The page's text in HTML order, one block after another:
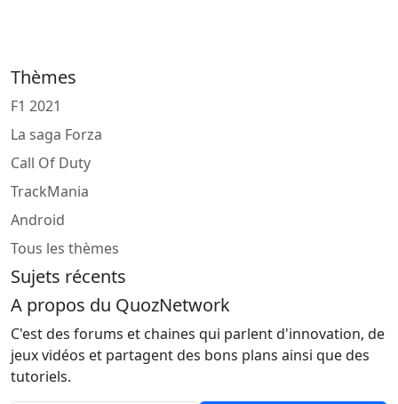
Thèmes
F1 2021
La saga Forza
Call Of Duty
TrackMania
Android
Tous les thèmes
Sujets récents
A propos du QuozNetwork
C'est des forums et chaines qui parlent d'innovation, de
jeux vidéos et partagent des bons plans ainsi que des
tutoriels.